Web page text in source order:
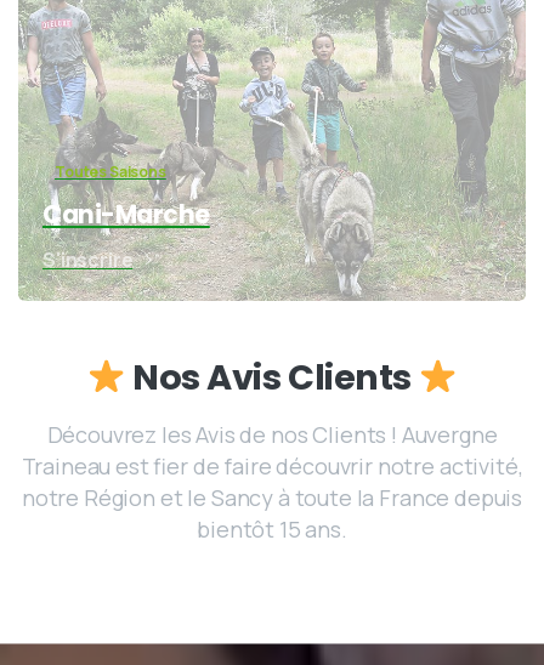
Toutes Saisons
Cani-Marche
S'inscrire
NosAvisClients
Découvrez les Avis de nos Clients ! Auvergne
Traineau est fier de faire découvrir notre activité,
notre Région et le Sancy à toute la France depuis
bientôt 15 ans.